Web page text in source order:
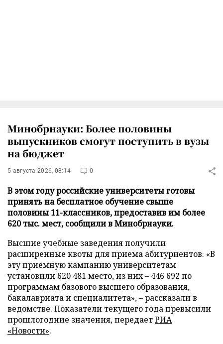
Минобрнауки: Более половины
выпускников смогут поступить в вузы
на бюджет
5 августа 2026, 08:14 0
В этом году российские университеты готовы
принять на бесплатное обучение свыше
половины 11-классников, предоставив им более
620 тыс. мест, сообщили в Минобрнауки.
Высшие учебные заведения получили
расширенные квоты для приема абитуриентов. «В
эту приемную кампанию университетам
установили 620 481 место, из них – 446 692 по
программам базового высшего образования,
бакалавриата и специалитета», – рассказали в
ведомстве. Показатели текущего года превысили
прошлогодние значения, передаетРИА
«Новости».